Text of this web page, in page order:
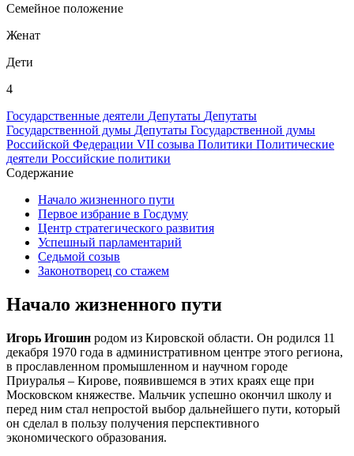
Семейное положение
Женат
Дети
4
Государственные деятели Депутаты Депутаты
Государственной думы Депутаты Государственной думы
Российской Федерации VII созыва Политики Политические
деятели Российские политики
Содержание
Начало жизненного пути
Первое избрание в Госдуму
Центр стратегического развития
Успешный парламентарий
Седьмой созыв
Законотворец со стажем
Начало жизненного пути
Игорь Игошин родом из Кировской области. Он родился 11
декабря 1970 года в административном центре этого региона,
в прославленном промышленном и научном городе
Приуралья – Кирове, появившемся в этих краях еще при
Московском княжестве. Мальчик успешно окончил школу и
перед ним стал непростой выбор дальнейшего пути, который
он сделал в пользу получения перспективного
экономического образования.